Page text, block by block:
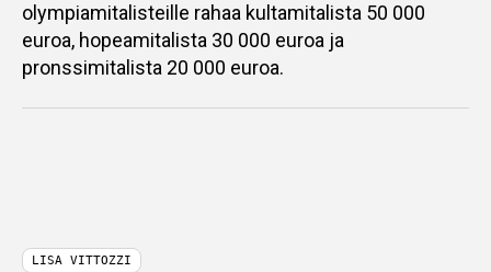
olympiamitalisteille rahaa kultamitalista 50 000
euroa, hopeamitalista 30 000 euroa ja
pronssimitalista 20 000 euroa.
LISA VITTOZZI